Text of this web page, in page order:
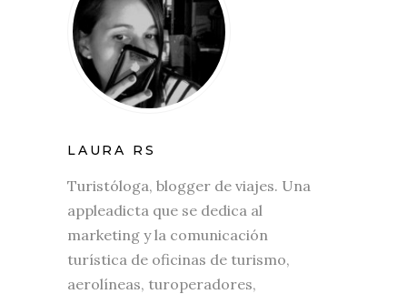
LAURA RS
Turistóloga, blogger de viajes. Una
appleadicta que se dedica al
marketing y la comunicación
turística de oficinas de turismo,
aerolíneas, turoperadores,